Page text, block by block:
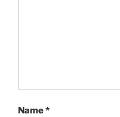
Name*